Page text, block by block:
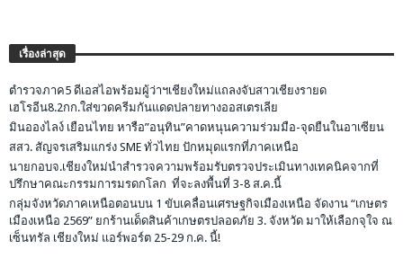
เรื่องล่าสุด
ตำรวจภาค5 ดีเอสไอพร้อมผู้ว่าฯเชียงใหม่แถลงจับสาวเชียงรายด
เฮโรอีน8.2กก.ใส่ขวดครีมกันแดดปลายทางออสเตรเลีย
มินอองไลง์ เยือนไทย หารือ”อนุทิน”คาดหนุนความร่วมมือ-จุดยืนในอาเซียน
สสว. สัญจรเสริมแกร่ง SME ทั่วไทย ปักหมุดแรกที่ภาคเหนือ
นายกอบจ.เชียงใหม่นำสำรวจความพร้อมรับตรวจประเมินทางเทคนิคจากที่
ปรึกษาคณะกรรมการมรดกโลก ที่จะลงพื้นที่ 3-8 ส.ค.นี้
กลุ่มจังหวัดภาคเหนือตอนบน 1 ขับเคลื่อนเศรษฐกิจเมืองเหนือ จัดงาน “เกษตร
เมืองเหนือ 2569” ยกร้านเด็ดสินค้าเกษตรปลอดภัย 3. จังหวัด มาให้เลือกจุใจ ณ
เซ็นทรัล เชียงใหม่ แอร์พอร์ต 25-29 ก.ค. นี้!